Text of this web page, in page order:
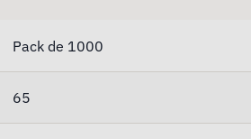
Pack de 1000
65